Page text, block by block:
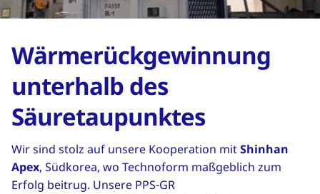
Wärmerückgewinnung
unterhalb des
Säuretaupunktes
Wir sind stolz auf unsere Kooperation mitShinhan
Apex, Südkorea, wo Technoform maßgeblich zum
Erfolg beitrug. Unsere PPS-GR